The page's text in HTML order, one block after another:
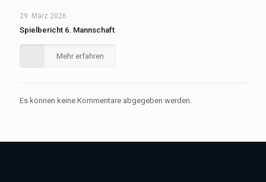
29. März 2026
Spielbericht 6. Mannschaft
Mehr erfahren
Es können keine Kommentare abgegeben werden.